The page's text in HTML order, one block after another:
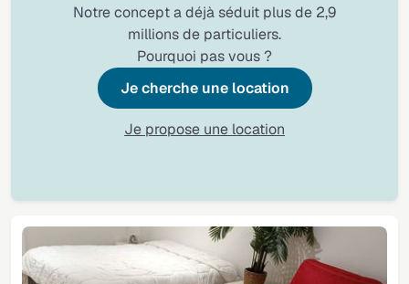
Notre concept a déjà séduit plus de 2,9
millions de particuliers.
Pourquoi pas vous ?
Je cherche une location
Je propose une location